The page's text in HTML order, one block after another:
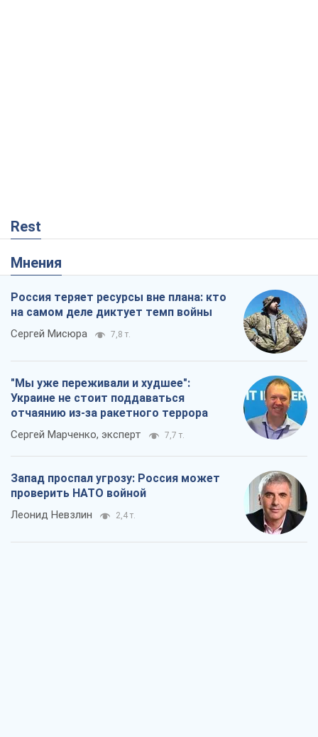
Rest
Мнения
Россия теряет ресурсы вне плана: кто
на самом деле диктует темп войны
Сергей Мисюра 7,8 т.
"Мы уже переживали и худшее":
Украине не стоит поддаваться
отчаянию из-за ракетного террора
Сергей Марченко, эксперт 7,7 т.
Запад проспал угрозу: Россия может
проверить НАТО войной
Леонид Невзлин 2,4 т.